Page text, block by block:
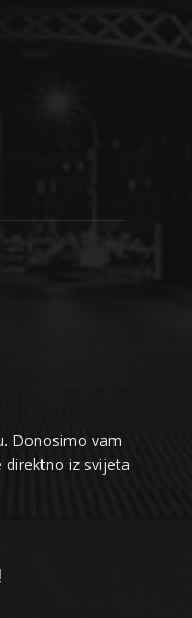
Donosimo vam
direktno iz svijeta